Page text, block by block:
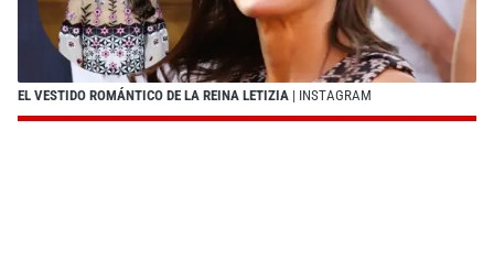
EL VESTIDO ROMÁNTICO DE LA REINA LETIZIA | INSTAGRAM